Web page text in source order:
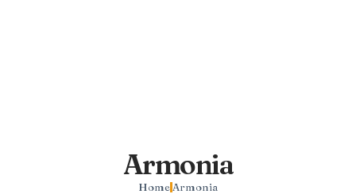
Armonia
Home Armonia